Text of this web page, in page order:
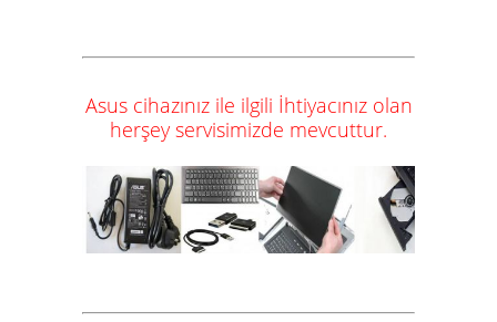
Asus cihazınız ile ilgili İhtiyacınız olan
herşey servisimizde mevcuttur.